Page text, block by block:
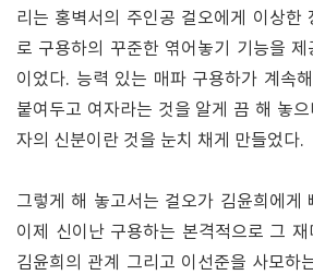
리는 홍벽서의 주인공 걸오에게 이상한
로 구용하의 꾸준한 엮어놓기 기능을
이었다. 능력 있는 매파 구용하가 계속
붙여두고 여자라는 것을 알게 끔 해 놓
자의 신분이란 것을 눈치 채게 만들었다.
그렇게 해 놓고서는 걸오가 김윤희에게
이제 신이난 구용하는 본격적으로 그
김윤희의 관계 그리고 이선준을 사모하